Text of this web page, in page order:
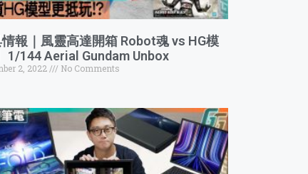
報｜風靈高達開箱 Robot魂 vs HG模
1/144 Aerial Gundam Unbox
2, 2022 No Comments